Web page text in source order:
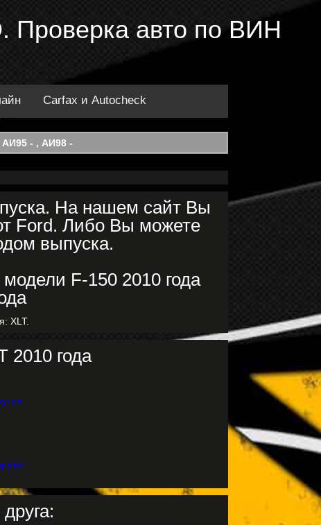
Проверка авто по ВИН
Carfax и Autocheck
АИ95 - , АИ98 -
На нашем сайт Вы
Ford. Либо Вы можете
выпуска.
XLT.
2010 года